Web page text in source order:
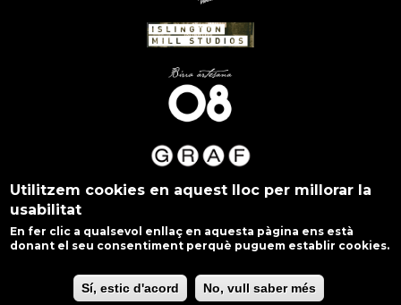
Utilitzem cookies en aquest lloc per millorar la
usabilitat
En fer clic a qualsevol enllaç en aquesta pàgina ens està
donant el seu consentiment perquè puguem establir cookies.
Sí, estic d'acord No, vull saber més